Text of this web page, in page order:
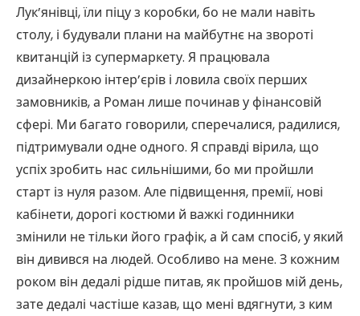
Лук’янівці, їли піцу з коробки, бо не мали навіть
столу, і будували плани на майбутнє на звороті
квитанцій із супермаркету. Я працювала
дизайнеркою інтер’єрів і ловила своїх перших
замовників, а Роман лише починав у фінансовій
сфері. Ми багато говорили, сперечалися, радилися,
підтримували одне одного. Я справді вірила, що
успіх зробить нас сильнішими, бо ми пройшли
старт із нуля разом. Але підвищення, премії, нові
кабінети, дорогі костюми й важкі годинники
змінили не тільки його графік, а й сам спосіб, у який
він дивився на людей. Особливо на мене. З кожним
роком він дедалі рідше питав, як пройшов мій день,
зате дедалі частіше казав, що мені вдягнути, з ким